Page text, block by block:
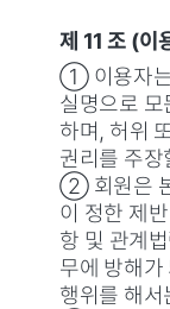
제 11 조 (이
① 이용자는
실명으로
하며, 허위
권리를 주장
② 회원은
이 정한 제
항 및 관계
무에 방해
행위를 해서